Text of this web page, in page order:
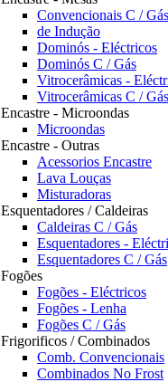
Convencionais C / Gás
de Indução
Dominós - Eléctricos
Dominós C / Gás
Vitrocerâmicas -
Vitrocerâmicas C / Gás
Encastre - Microondas
Microondas
Encastre - Outras
Acessorios Encastre
Lava Louças
Misturadoras
Esquentadores / Caldeiras
Caldeiras C / Gás
Esquentadores -
Esquentadores C / Gás
Fogões
Fogões - Eléctricos
Fogões - Lenha
Fogões C / Gás
Frigorificos / Combinados
Comb. Convencionais
Combinados No Frost